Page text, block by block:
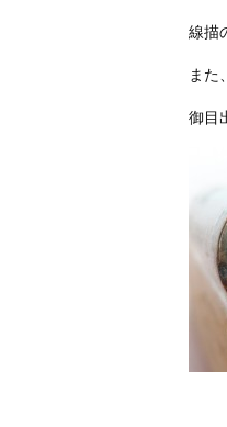
線描
また
御目